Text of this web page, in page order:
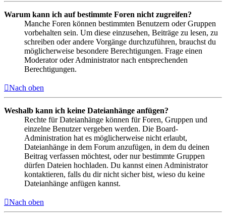
Warum kann ich auf bestimmte Foren nicht zugreifen?
Manche Foren können bestimmten Benutzern oder Gruppen
vorbehalten sein. Um diese einzusehen, Beiträge zu lesen, zu
schreiben oder andere Vorgänge durchzuführen, brauchst du
möglicherweise besondere Berechtigungen. Frage einen
Moderator oder Administrator nach entsprechenden
Berechtigungen.
Nach oben
Weshalb kann ich keine Dateianhänge anfügen?
Rechte für Dateianhänge können für Foren, Gruppen und
einzelne Benutzer vergeben werden. Die Board-
Administration hat es möglicherweise nicht erlaubt,
Dateianhänge in dem Forum anzufügen, in dem du deinen
Beitrag verfassen möchtest, oder nur bestimmte Gruppen
dürfen Dateien hochladen. Du kannst einen Administrator
kontaktieren, falls du dir nicht sicher bist, wieso du keine
Dateianhänge anfügen kannst.
Nach oben